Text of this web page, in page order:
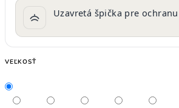
Uzavretá špička pre
VEĽKOSŤ